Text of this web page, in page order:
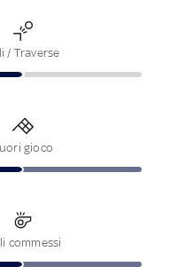
/ Traverse
gioco
commessi